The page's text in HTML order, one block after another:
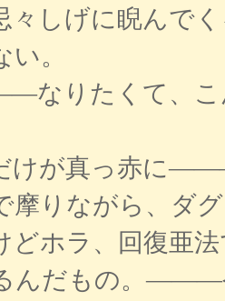
々しげに睨んで
。
りたくて、こ
けが真っ赤に
摩りながら、ダ
ホラ、回復亜
んだもの。―――